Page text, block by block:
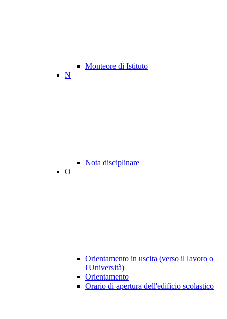
Monteore di Istituto
N
Nota disciplinare
O
Orientamento in uscita (verso il lavoro o
l'Università)
Orientamento
Orario di apertura dell'edificio scolastico